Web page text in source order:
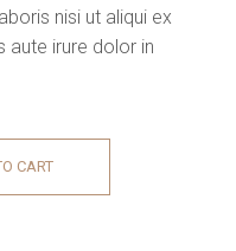
nisi ut aliqui ex
irure dolor in
CART